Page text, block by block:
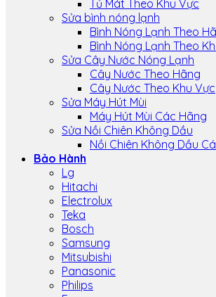
Tủ Mát Theo Khu Vực
Sửa bình nóng lạnh
Bình Nóng Lạnh Theo
Bình Nóng Lạnh Theo
Sửa Cây Nước Nóng Lạnh
Cây Nước Theo Hãng
Cây Nước Theo Khu Vực
Sửa Máy Hút Mùi
Máy Hút Mùi Các Hãng
Sửa Nồi Chiên Không Dầu
Nồi Chiên Không Dầu
Bảo Hành
Lg
Hitachi
Electrolux
Teka
Bosch
Samsung
Mitsubishi
Panasonic
Philips